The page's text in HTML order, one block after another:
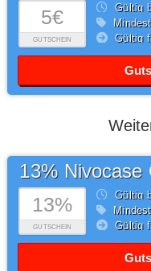
5€
GUTSCHEIN
Gültig
Gültig
13%
GUTSCHEIN
13% Nivocase
Gültig
Gültig